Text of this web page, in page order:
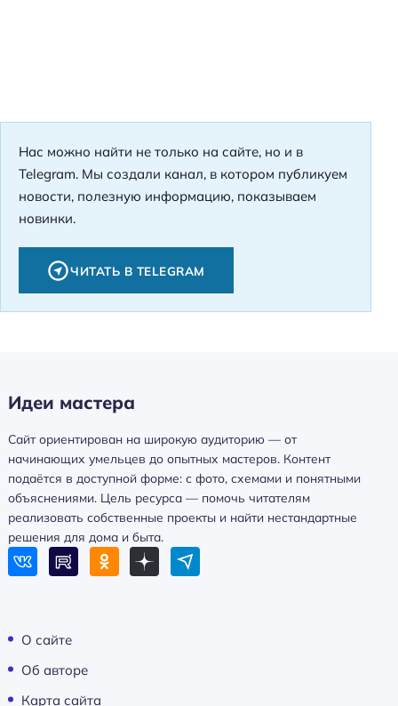
Нас можно найти не только на сайте, но и в
Telegram. Мы создали канал, в котором публикуем
новости, полезную информацию, показываем
новинки.
ЧИТАТЬ В TELEGRAM
Идеи мастера
Сайт ориентирован на широкую аудиторию — от
начинающих умельцев до опытных мастеров. Контент
подаётся в доступной форме: с фото, схемами и понятными
объяснениями. Цель ресурса — помочь читателям
реализовать собственные проекты и найти нестандартные
решения для дома и быта.
О сайте
Об авторе
Карта сайта